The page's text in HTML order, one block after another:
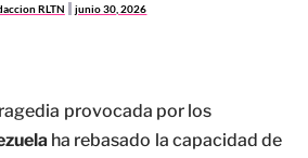
RLTN junio 30, 2026
provocada por los
ha rebasado la capacidad de